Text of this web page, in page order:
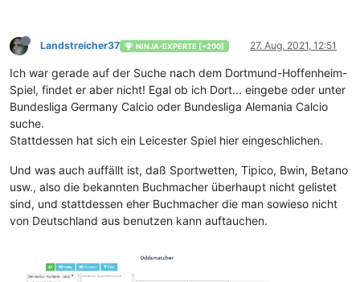
Landstreicher37 NINJA-EXPERTE [+200] 27. Aug. 2021, 12:51
Ich war gerade auf der Suche nach dem Dortmund-Hoffenheim-
Spiel, findet er aber nicht! Egal ob ich Dort... eingebe oder unter
Bundesliga Germany Calcio oder Bundesliga Alemania Calcio
suche.
Stattdessen hat sich ein Leicester Spiel hier eingeschlichen.
Und was auch auffällt ist, daß Sportwetten, Tipico, Bwin, Betano
usw., also die bekannten Buchmacher überhaupt nicht gelistet
sind, und stattdessen eher Buchmacher die man sowieso nicht
von Deutschland aus benutzen kann auftauchen.